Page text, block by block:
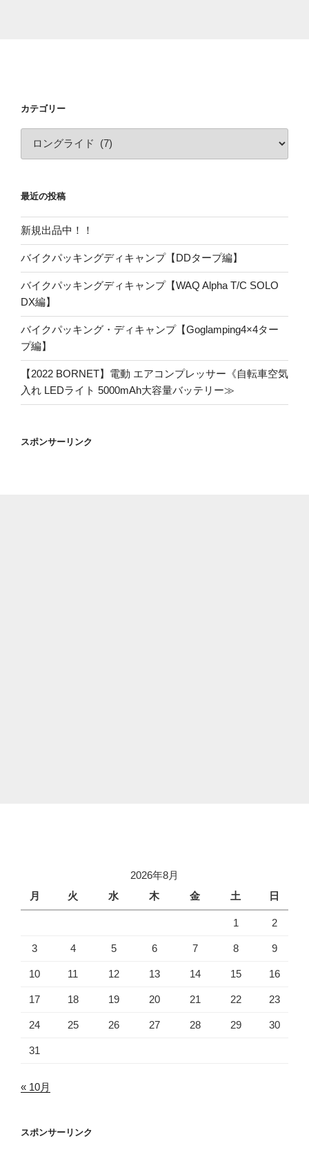
カテゴリー
ー
最近の投稿
新規出品中！！
バイクパッキングディキャンプ【DDタープ編】
バイクパッキングディキャンプ【WAQ Alpha T/C SOLO
DX編】
バイクパッキング・ディキャンプ【Goglamping4×4ター
プ編】
【2022 BORNET】電動 エアコンプレッサー《自転車空気
入れ LEDライト 5000mAh大容量バッテリー≫
スポンサーリンク
2026年8月
月
火 水 木 金 土 日
1 2
3 4 5 6 7 8 9
10 11 12 13 14 15 16
17 18 19 20 21 22 23
24 25 26 27 28 29 30
31
« 10月
スポンサーリンク